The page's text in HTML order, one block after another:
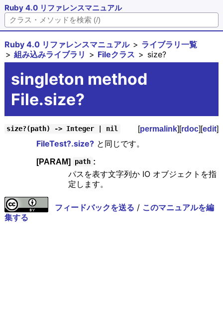
Ruby 4.0 リファレンスマニュアル
Ruby 4.0 リファレンスマニュアル
ライブラリ一覧
組み込みライブラリ
Fileクラス size?
singleton method
File.size?
size?(path) -> Integer | nil [permalink][rdoc][edit]
FileTest?.size?と同じです。
[PARAM] path :
パスを表す文字列か IO オブジェクトを指
定します。
フィードバックを送る / このマニュアルを編
集する